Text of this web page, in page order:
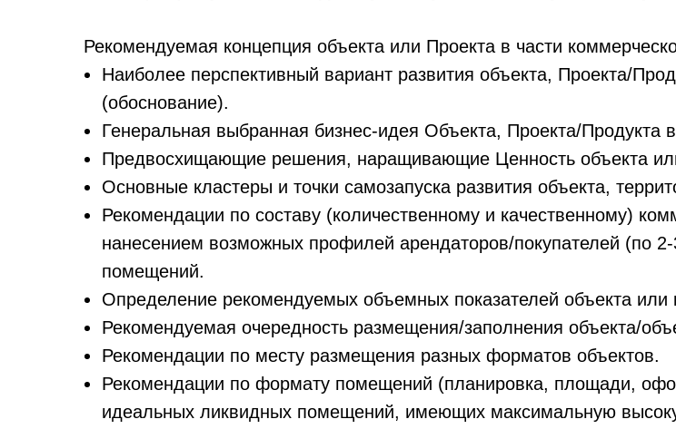
Рекомендуемая концепция объекта или Проекта в части
Наиболее перспективный вариант развития объекта, Проекта/
(обоснование).
Генеральная выбранная бизнес-идея Объекта, Проекта/Продукта
Предвосхищающие решения, наращивающие Ценность объекта
Основные кластеры и точки самозапуска развития объекта,
Рекомендации по составу (количественному и качественному)
нанесением возможных профилей арендаторов/покупателей (по
помещений.
Определение рекомендуемых объемных показателей объекта или
Рекомендуемая очередность размещения/заполнения объекта/
Рекомендации по месту размещения разных форматов объектов.
Рекомендации по формату помещений (планировка, площади,
идеальных ликвидных помещений, имеющих максимальную